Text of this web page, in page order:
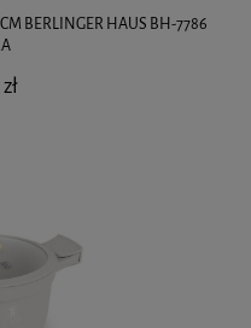
BERLINGER HAUS BH-7786